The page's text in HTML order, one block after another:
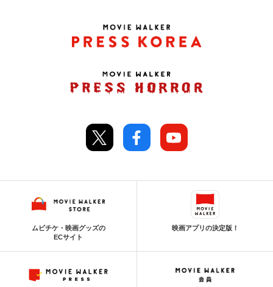
ムビチケ・映画グッズの
ECサイト
映画アプリの決定版！